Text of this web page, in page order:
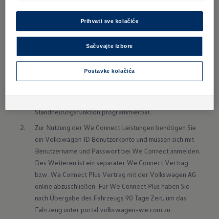
Standheizungsfunktion programmierbar.
Zur Nutzung der We Connect Leistungen benötigen Sie
ein Volkswagen ID Benutzerkonto und müssen sich mit
Benutzername und Passwort bei We Connect anmelden.
Des Weiteren ist ein separater We Connect Vertrag
bzw. We Connect Plus Vertrag mit der Volkswagen AG
online abzuschließen. Für We Connect Plus haben Sie
nach Übergabe des Fahrzeugs 90 Tage Zeit, um das
Fahrzeug unter portal.volkswagen-we.com zu
Prihvati sve kolačiće
Sačuvajte Izbore
Postavke kolačića